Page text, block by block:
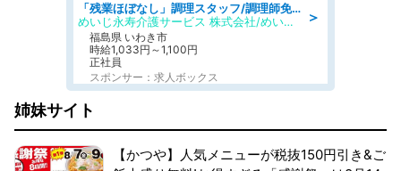
＞
「残業ほぼなし」調理スタッフ/調理師免許必須/正職員/日勤のみ/住宅型有料老人ホーム
めいじ永寿介護サービス 株式会社/めいじ永寿介護サービスセンター
福島県 いわき市
時給1,033円～1,100円
正社員
スポンサー：求人ボックス
姉妹サイト
【かつや】人気メニューが税抜150円引き&ご